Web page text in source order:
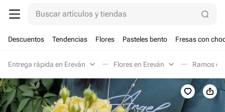
Buscar artículos y tiendas
Descuentos Tendencias Flores Pasteles bento Fresas con
Entrega rápida en Ereván Flores en Ereván Ramos